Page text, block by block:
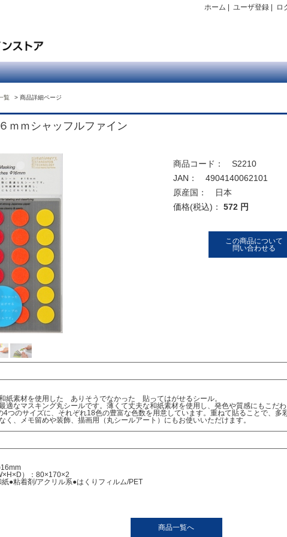
ホーム ユーザ登録 ロ
覧 商品詳細ページ
ｍｍシャッフルファイン
商品コード： S2210
JAN： 4904140062101
原産国： 日本
価格(税込)： 572 円
この商品について
問い合わせる
紙素材を使用した ありそうでなかった 貼ってはがせるシール。
適なマスキング丸シールです。薄くて丈夫な和紙素材を使用し、発色や質感にもこだ
4つのサイズに、それぞれ18色の豊富な色数を用意しています。重ねて貼ることで、多
く、メモ留めや装飾、描画用（丸シールアート）にもお使いいただけます。
）：80×170×2
●粘着剤/アクリル系●はくりフィルム/PET
商品一覧へ